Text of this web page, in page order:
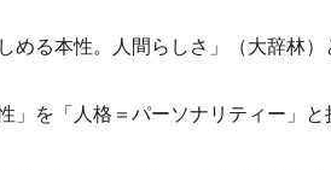
める本性。人間らしさ」（大辞林）
」を「人格＝パーソナリティー」と